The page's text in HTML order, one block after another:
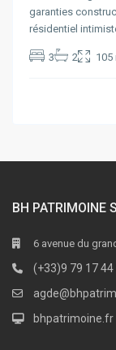
garanties
résidentiel
3 2 105
BH PATRIMOINE
6 avenue du
(+33)9 79 17 44
bhpatrimoine.fr